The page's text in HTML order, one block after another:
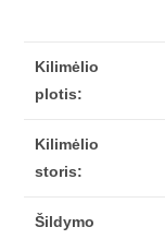
Kilimėlio
plotis:
Kilimėlio
storis:
Šildymo